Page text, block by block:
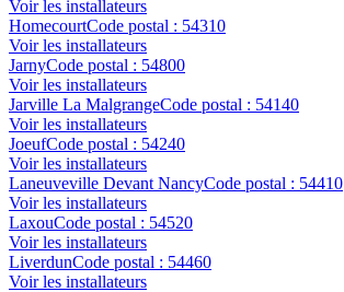
Voir les installateurs
HomecourtCode postal : 54310
Voir les installateurs
JarnyCode postal : 54800
Voir les installateurs
Jarville La MalgrangeCode postal : 54140
Voir les installateurs
JoeufCode postal : 54240
Voir les installateurs
Laneuveville Devant NancyCode postal : 54410
Voir les installateurs
LaxouCode postal : 54520
Voir les installateurs
LiverdunCode postal : 54460
Voir les installateurs